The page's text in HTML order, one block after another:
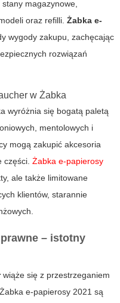
magazynowe,
oraz refilli. Żabka e-
wygody zakupu, zachęcając
rozwiązań
w Żabka
wyróżnia się bogatą paletą
mentolowych i
mogą zakupić akcesoria
części. Żabka e-papierosy
ale także limitowane
klientów, starannie
– istotny
wiąże się z przestrzeganiem
Żabka e-papierosy 2021 są